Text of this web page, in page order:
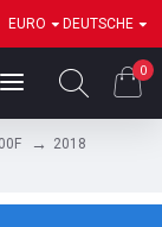
EURO DEUTSCHE
0
2018